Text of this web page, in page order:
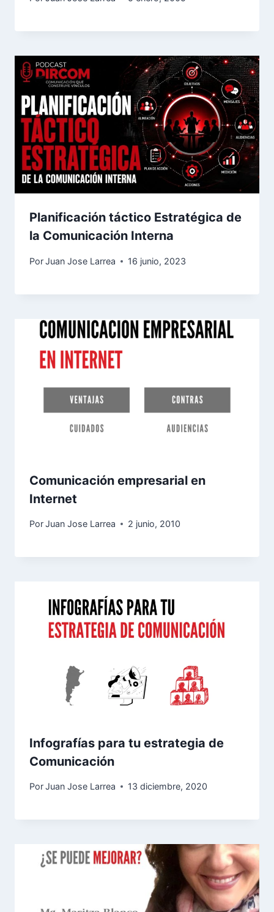
Planificación táctico Estratégica de
la Comunicación Interna
PorJuan Jose Larrea 16 junio, 2023
Comunicación empresarial en
Internet
PorJuan Jose Larrea 2 junio, 2010
Infografías para tu estrategia de
Comunicación
PorJuan Jose Larrea 13 diciembre, 2020